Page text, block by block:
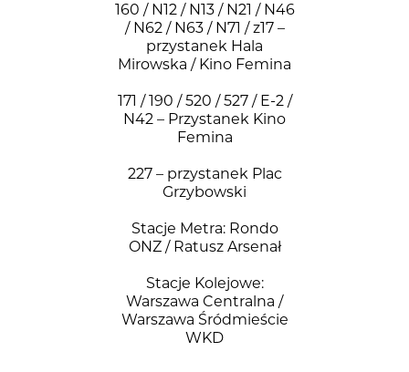
160 / N12 / N13 / N21 / N46
/ N62 / N63 / N71 / z17 –
przystanek Hala
Mirowska / Kino Femina
171 / 190 / 520 / 527 / E-2 /
N42 – Przystanek Kino
Femina
227 – przystanek Plac
Grzybowski
Stacje Metra: Rondo
ONZ / Ratusz Arsenał
Stacje Kolejowe:
Warszawa Centralna /
Warszawa Śródmieście
WKD